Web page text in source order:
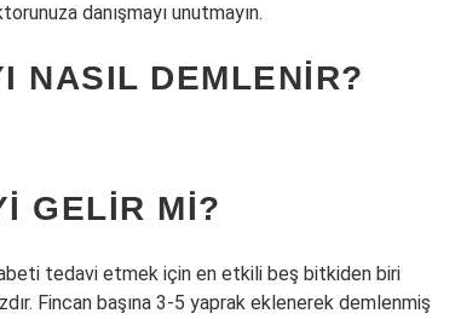
danışmayı unutmayın.
NASIL DEMLENIR?
GELIR MI?
tedavi etmek için en etkili beş bitkiden biri
Fincan başına 3-5 yaprak eklenerek demlenmiş